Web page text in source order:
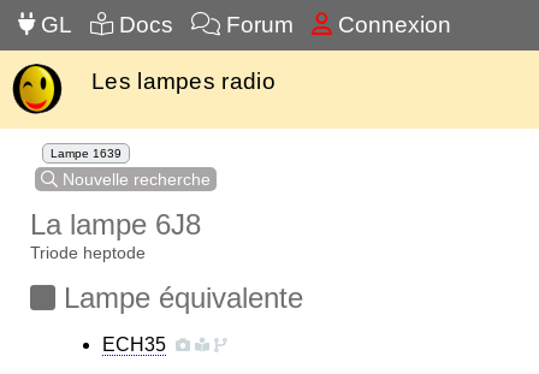
GL Docs Forum Connexion
Les lampes radio
Lampe 1639
Nouvelle recherche
La lampe 6J8
Triode heptode
Lampe équivalente
ECH35